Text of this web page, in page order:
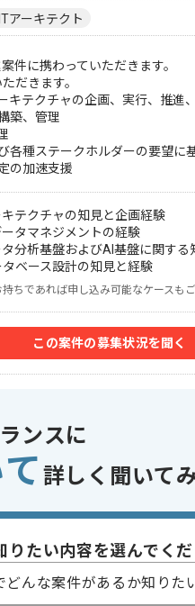
アーキテクト
件に携わっていただきます。
だきます。
キテクチャの企画、実行、推進
築、管理
各種ステークホルダーの要望に
の加速支援
テクチャの知見と企画経験
タマネジメントの経験
分析基盤およびAI基盤に関する
ベース設計の知見と経験
ちであれば申し込み可能なケースも
この案件の募集状況を聞く
ンスに
詳しく聞いて
りたい内容を選んでく
どんな案件があるか知りた